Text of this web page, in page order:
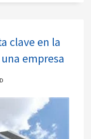
clave en la
empresa